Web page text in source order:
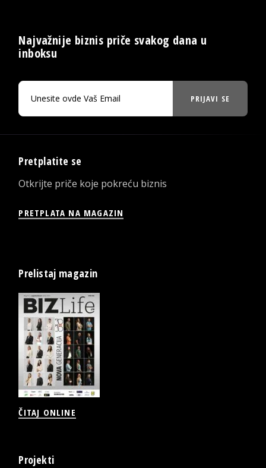
Najvažnije biznis priče svakog dana u
inboksu
PRIJAVI SE
Pretplatite se
Otkrijte priče koje pokreću biznis
PRETPLATA NA MAGAZIN
Prelistaj magazin
ČITAJ ONLINE
Projekti